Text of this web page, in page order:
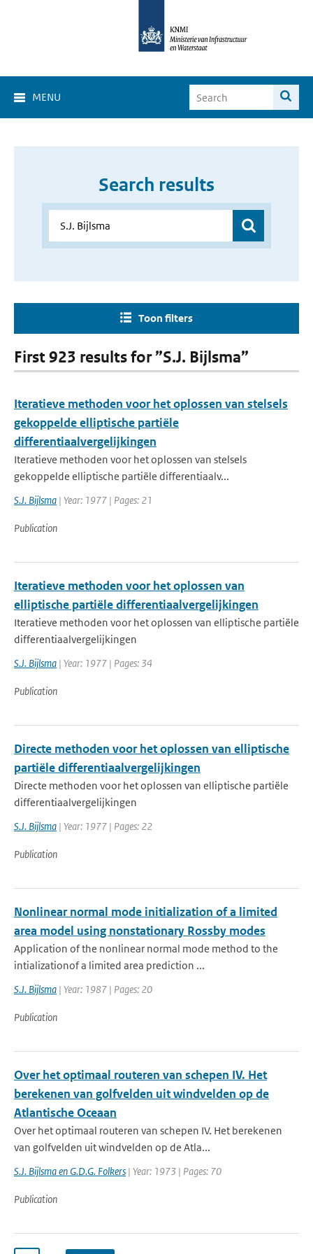
MENU
Search results
Toon filters
First 923 results for ”S.J. Bijlsma”
Iteratieve methoden voor het oplossen van stelsels
gekoppelde elliptische partiële
differentiaalvergelijkingen
Iteratieve methoden voor het oplossen van stelsels
gekoppelde elliptische partiële differentiaalv...
S.J. Bijlsma | Year: 1977 | Pages: 21
Publication
Iteratieve methoden voor het oplossen van
elliptische partiële differentiaalvergelijkingen
Iteratieve methoden voor het oplossen van elliptische partiële
differentiaalvergelijkingen
S.J. Bijlsma | Year: 1977 | Pages: 34
Publication
Directe methoden voor het oplossen van elliptische
partiële differentiaalvergelijkingen
Directe methoden voor het oplossen van elliptische partiële
differentiaalvergelijkingen
S.J. Bijlsma | Year: 1977 | Pages: 22
Publication
Nonlinear normal mode initialization of a limited
area model using nonstationary Rossby modes
Application of the nonlinear normal mode method to the
intializationof a limited area prediction ...
S.J. Bijlsma | Year: 1987 | Pages: 20
Publication
Over het optimaal routeren van schepen IV. Het
berekenen van golfvelden uit windvelden op de
Atlantische Oceaan
Over het optimaal routeren van schepen IV. Het berekenen
van golfvelden uit windvelden op de Atla...
S.J. Bijlsma en G.D.G. Folkers | Year: 1973 | Pages: 70
Publication